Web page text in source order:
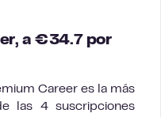
a €34.7 por
Career es la más
las 4 suscripciones